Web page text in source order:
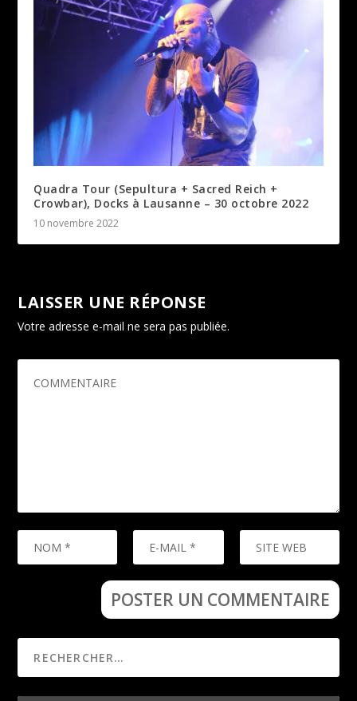
Quadra Tour (Sepultura + Sacred Reich +
Crowbar), Docks à Lausanne – 30 octobre 2022
10 novembre 2022
LAISSER UNE RÉPONSE
Votre adresse e-mail ne sera pas publiée.
obligatoires sont indiqués avec